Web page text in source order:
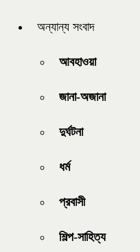
অন্যান্য সংবাদ
আবহাওয়া
জানা-অজানা
দুর্ঘটনা
ধর্ম
প্রবাসী
শিল্প-সাহিত্য